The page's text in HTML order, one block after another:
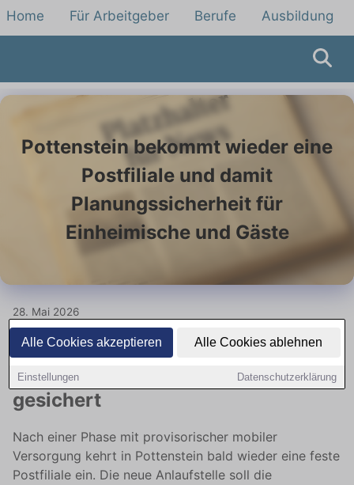
Alle Cookies akzeptieren Alle Cookies ablehnen
Einstellungen Datenschutzerklärung
Home Für Arbeitgeber Berufe Ausbildung
Pottenstein bekommt wieder eine
Postfiliale und damit
Planungssicherheit für
Einheimische und Gäste
28. Mai 2026
Postversorgung wird dauerhaft
gesichert
Nach einer Phase mit provisorischer mobiler
Versorgung kehrt in Pottenstein bald wieder eine feste
Postfiliale ein. Die neue Anlaufstelle soll die